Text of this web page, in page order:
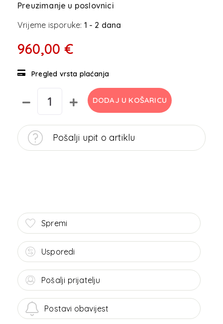
Preuzimanje u poslovnici
Vrijeme isporuke: 1 - 2 dana
960,00 €
Pregled vrsta plaćanja
DODAJ U KOŠARICU
Pošalji upit o artiklu
Spremi
Usporedi
Pošalji prijatelju
Postavi obavijest